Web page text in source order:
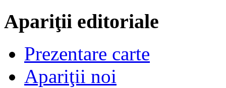
Apariţii editoriale
Prezentare carte
Apariţii noi